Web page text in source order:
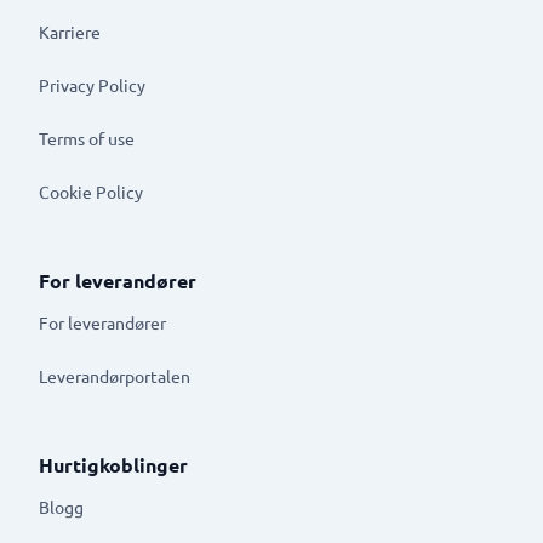
Karriere
Privacy Policy
Terms of use
Cookie Policy
For leverandører
For leverandører
Leverandørportalen
Hurtigkoblinger
Blogg